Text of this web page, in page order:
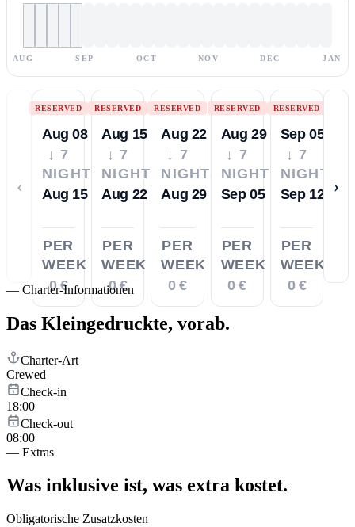
AUG SEP OCT NOV DEC JAN
‹
RESERVED
Aug 08
↓ 7
NIGHTS
Aug 15
PER
WEEK
0 €
RESERVED
Aug 15
↓ 7
NIGHTS
Aug 22
PER
WEEK
0 €
RESERVED
Aug 22
↓ 7
NIGHTS
Aug 29
PER
WEEK
0 €
RESERVED
Aug 29
↓ 7
NIGHTS
Sep 05
PER
WEEK
0 €
RESERVED
Sep 05
↓ 7
NIGHTS
Sep 12
PER
WEEK
0 €
›
— Charter-Informationen
Das Kleingedruckte, vorab.
Charter-Art
Crewed
Check-in
18:00
Check-out
08:00
— Extras
Was inklusive ist, was extra kostet.
Obligatorische Zusatzkosten